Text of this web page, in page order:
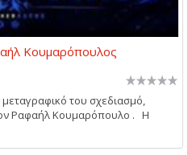
Κουμαρόπουλος
του σχεδιασμό,
Ραφαήλ Κουμαρόπουλο . Η